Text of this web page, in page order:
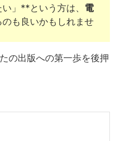
」**という方は、 電
も良いかもしれませ
の出版への第一歩を後押